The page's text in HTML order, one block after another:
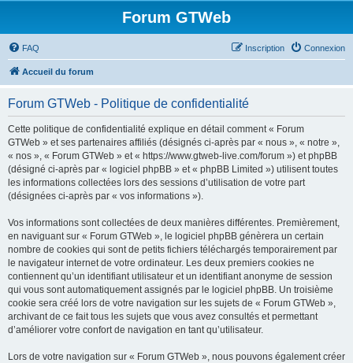
Forum GTWeb
FAQ Connexion
Inscription
Accueil du forum
Forum GTWeb - Politique de confidentialité
Cette politique de confidentialité explique en détail comment « Forum
GTWeb » et ses partenaires affiliés (désignés ci-après par « nous », « notre »,
« nos », « Forum GTWeb » et « https://www.gtweb-live.com/forum ») et phpBB
(désigné ci-après par « logiciel phpBB » et « phpBB Limited ») utilisent toutes
les informations collectées lors des sessions d’utilisation de votre part
(désignées ci-après par « vos informations »).
Vos informations sont collectées de deux manières différentes. Premièrement,
en naviguant sur « Forum GTWeb », le logiciel phpBB génèrera un certain
nombre de cookies qui sont de petits fichiers téléchargés temporairement par
le navigateur internet de votre ordinateur. Les deux premiers cookies ne
contiennent qu’un identifiant utilisateur et un identifiant anonyme de session
qui vous sont automatiquement assignés par le logiciel phpBB. Un troisième
cookie sera créé lors de votre navigation sur les sujets de « Forum GTWeb »,
archivant de ce fait tous les sujets que vous avez consultés et permettant
d’améliorer votre confort de navigation en tant qu’utilisateur.
Lors de votre navigation sur « Forum GTWeb », nous pouvons également créer